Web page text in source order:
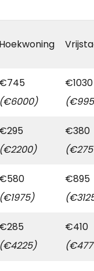
Hoekwoning
€745
(€6000)
€1030
€295
(€2200)
€380
€580
(€1975)
€895
€285
(€4225)
€410